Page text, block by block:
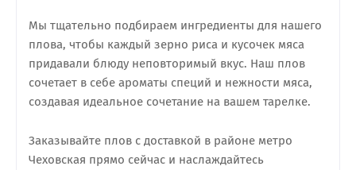
Мы тщательно подбираем ингредиенты для нашего
плова, чтобы каждый зерно риса и кусочек мяса
придавали блюду неповторимый вкус. Наш плов
сочетает в себе ароматы специй и нежности мяса,
создавая идеальное сочетание на вашем тарелке.
Заказывайте плов с доставкой в районе метро
Чеховская прямо сейчас и наслаждайтесь